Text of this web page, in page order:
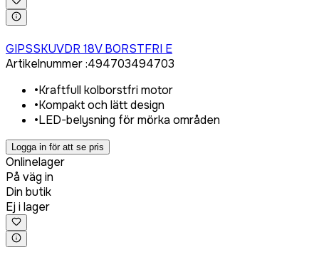
GIPSSKUVDR 18V BORSTFRI E
Artikelnummer:494703494703
•Kraftfull kolborstfri motor
•Kompakt och lätt design
•LED-belysning för mörka områden
Logga in för att se pris
Onlinelager
På väg in
Din butik
Ej i lager